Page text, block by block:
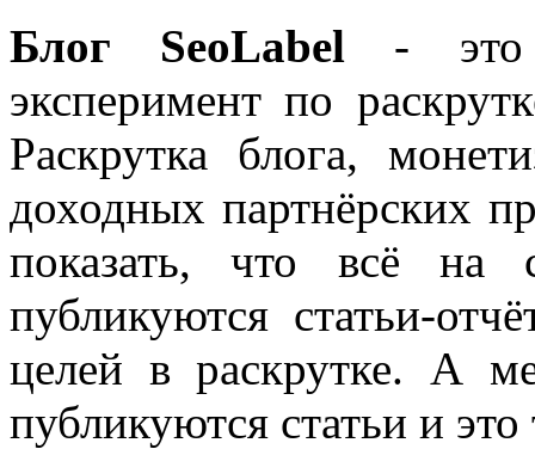
Блог SeoLabel - это
эксперимент по
Раскрутка блога,
доходных партнёрских
показать, что всё на
публикуются статьи-
целей в раскрутке. А
публикуются статьи и